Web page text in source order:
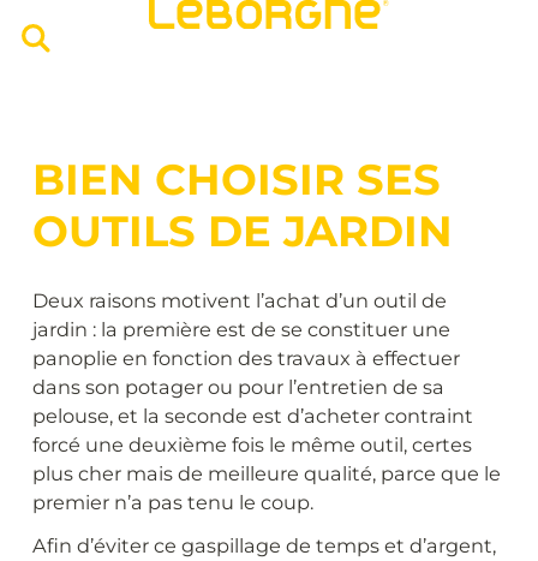
BIEN CHOISIR SES
OUTILS DE JARDIN
Deux raisons motivent l’achat d’un outil de
jardin : la première est de se constituer une
panoplie en fonction des travaux à effectuer
dans son potager ou pour l’entretien de sa
pelouse, et la seconde est d’acheter contraint
forcé une deuxième fois le même outil, certes
plus cher mais de meilleure qualité, parce que le
premier n’a pas tenu le coup.
Afin d’éviter ce gaspillage de temps et d’argent,